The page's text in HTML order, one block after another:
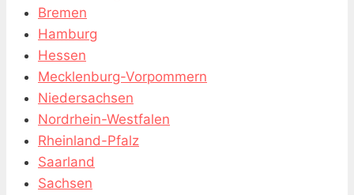
Bremen
Hamburg
Hessen
Mecklenburg-Vorpommern
Niedersachsen
Nordrhein-Westfalen
Rheinland-Pfalz
Saarland
Sachsen